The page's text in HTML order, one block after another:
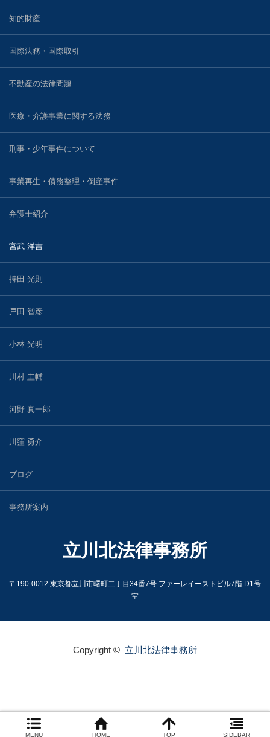
知的財産
国際法務・国際取引
不動産の法律問題
医療・介護事業に関する法務
刑事・少年事件について
事業再生・債務整理・倒産事件
弁護士紹介
宮武 洋吉
持田 光則
戸田 智彦
小林 光明
川村 圭輔
河野 真一郎
川窪 勇介
ブログ
事務所案内
立川北法律事務所
〒190-0012 東京都立川市曙町二丁目34番7号 ファーレイーストビル7階 D1号
室
MENU HOME TOP SIDEBAR
Copyright © 立川北法律事務所
川村 圭輔
河野 真一郎
川窪 勇介